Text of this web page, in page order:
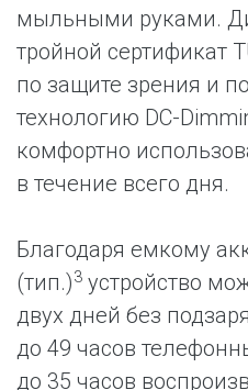
мыльными руками.
тройной сертификат
по защите зрения и
технологию DC-
комфортно
в течение всего дня.
Благодаря емкому
(тип.)3 устройство
двух дней без
до 49 часов
до 35 часов